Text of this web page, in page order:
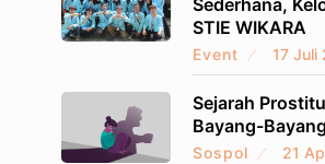
STIE WIKARA
Event 17 Juli
Sejarah
Bayang-
Sospol 21